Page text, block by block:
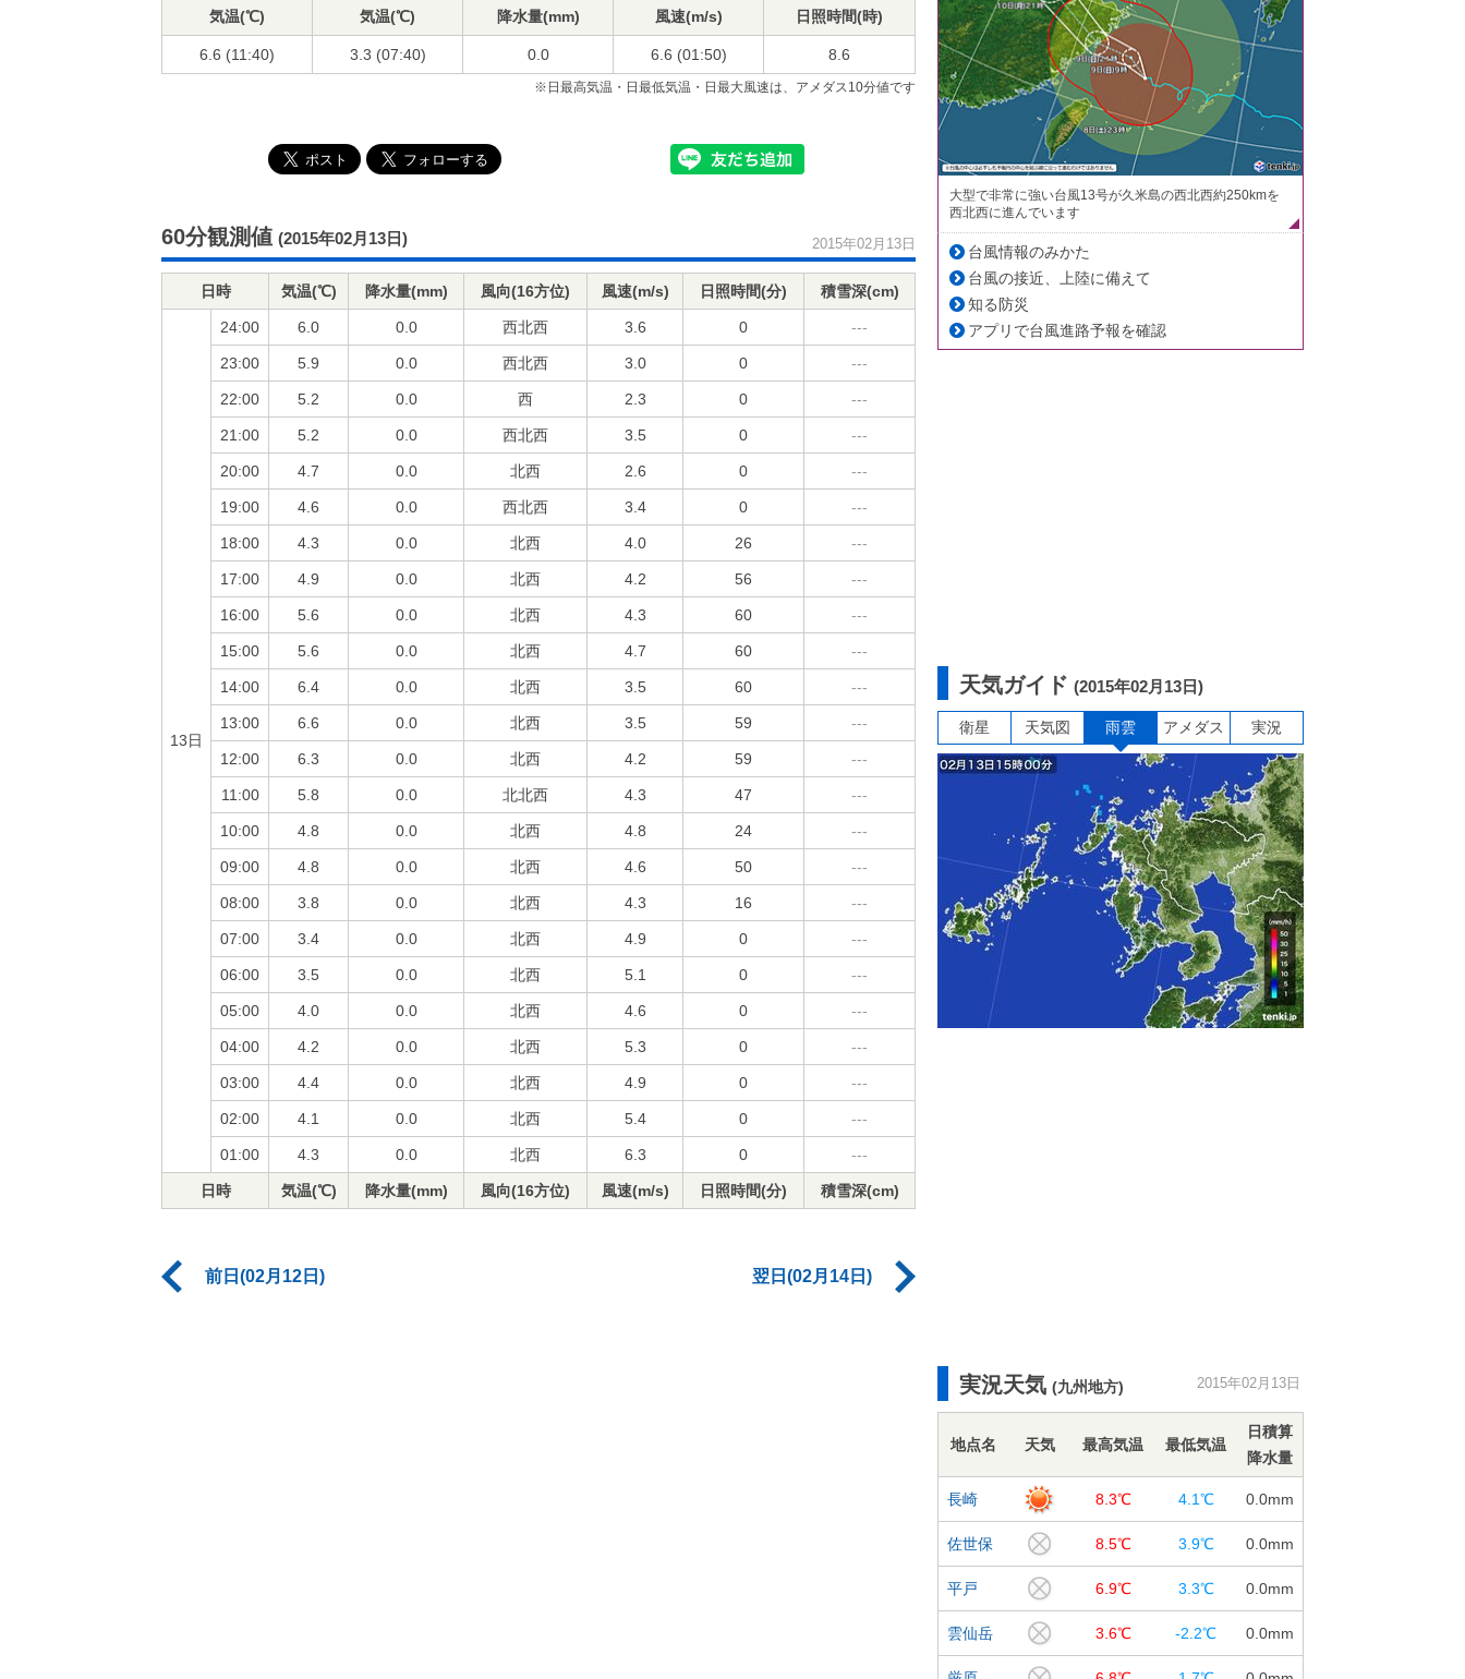
気温(℃)
気温(℃)
降水量(mm)
風速(m/s)
日照時間(時)
6.6 (11:40) 3.3 (07:40) 0.0 6.6 (01:50) 8.6
※日最高気温・日最低気温・日最大風速は、アメダス10分値です
60分観測値 (2015年02月13日) 2015年02月13日
日時 気温(℃) 降水量(mm) 風向(16方位) 風速(m/s) 日照時間(分) 積雪深(cm)
13日
24:00 6.0 0.0 西北西 3.6 0 ---
23:00 5.9 0.0 西北西 3.0 0 ---
22:00 5.2 0.0 西 2.3 0 ---
21:00 5.2 0.0 西北西 3.5 0 ---
20:00 4.7 0.0 北西 2.6 0 ---
19:00 4.6 0.0 西北西 3.4 0 ---
18:00 4.3 0.0 北西 4.0 26 ---
17:00 4.9 0.0 北西 4.2 56 ---
16:00 5.6 0.0 北西 4.3 60 ---
15:00 5.6 0.0 北西 4.7 60 ---
14:00 6.4 0.0 北西 3.5 60 ---
13:00 6.6 0.0 北西 3.5 59 ---
12:00 6.3 0.0 北西 4.2 59 ---
11:00 5.8 0.0 北北西 4.3 47 ---
10:00 4.8 0.0 北西 4.8 24 ---
09:00 4.8 0.0 北西 4.6 50 ---
08:00 3.8 0.0 北西 4.3 16 ---
07:00 3.4 0.0 北西 4.9 0 ---
06:00 3.5 0.0 北西 5.1 0 ---
05:00 4.0 0.0 北西 4.6 0 ---
04:00 4.2 0.0 北西 5.3 0 ---
03:00 4.4 0.0 北西 4.9 0 ---
02:00 4.1 0.0 北西 5.4 0 ---
01:00 4.3 0.0 北西 6.3 0 ---
日時 気温(℃) 降水量(mm) 風向(16方位) 風速(m/s) 日照時間(分) 積雪深(cm)
前日(02月12日) 翌日(02月14日)
大型で非常に強い台風13号が久米島の西北西約250kmを
西北西に進んでいます
台風情報のみかた
台風の接近、上陸に備えて
知る防災
アプリで台風進路予報を確認
天気ガイド (2015年02月13日)
衛星 天気図 雨雲 アメダス 実況
実況天気 (九州地方) 2015年02月13日
地点名 天気 最高気温 最低気温
日積算
降水量
長崎 8.3℃ 4.1℃ 0.0mm
佐世保 8.5℃ 3.9℃ 0.0mm
平戸 6.9℃ 3.3℃ 0.0mm
雲仙岳 3.6℃ -2.2℃ 0.0mm